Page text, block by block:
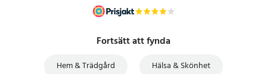
Fortsätt att fynda
Hem & Trädgård Hälsa & Skönhet